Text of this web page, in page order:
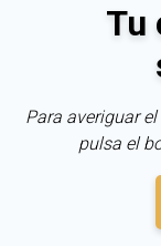
Tu
Para averiguar
pulsa el